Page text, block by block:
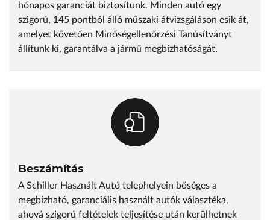
hónapos garanciát biztosítunk. Minden autó egy
szigorú, 145 pontból álló műszaki átvizsgáláson esik át,
amelyet követően Minőségellenőrzési Tanúsítványt
állítunk ki, garantálva a jármű megbízhatóságát.
Beszámítás
A Schiller Használt Autó telephelyein bőséges a
megbízható, garanciális használt autók választéka,
ahová szigorú feltételek teljesítése után kerülhetnek